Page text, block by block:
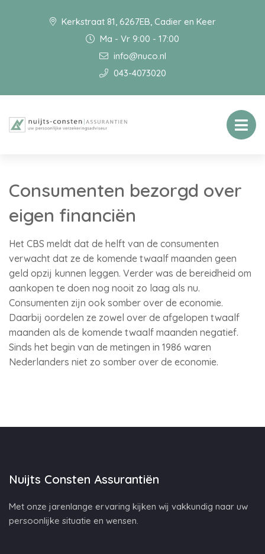
Kerkstraat 81, 6267EB, Cadier en Keer
Ma - Vr 9:00 - 17:00
info@nuco.nl
043-4073020
Consumenten bezorgd over
eigen financiën
Het CBS meldt dat de helft van de consumenten
verwacht dat ze de komende twaalf maanden geen
geld opzij kunnen leggen. Verder was de bereidheid om
aankopen te doen nog nooit zo laag als nu.
Consumenten zijn ook somber over de economie.
Daarbij oordelen ze zowel over de afgelopen twaalf
maanden als de komende twaalf maanden negatief.
Sinds het begin van de metingen in 1986 waren
Nederlanders niet zo somber over de economie.
Nuijts Consten Assurantiën
Met onze jarenlange ervaring kijken wij vakkundig naar uw
persoonlijke situatie en wensen.